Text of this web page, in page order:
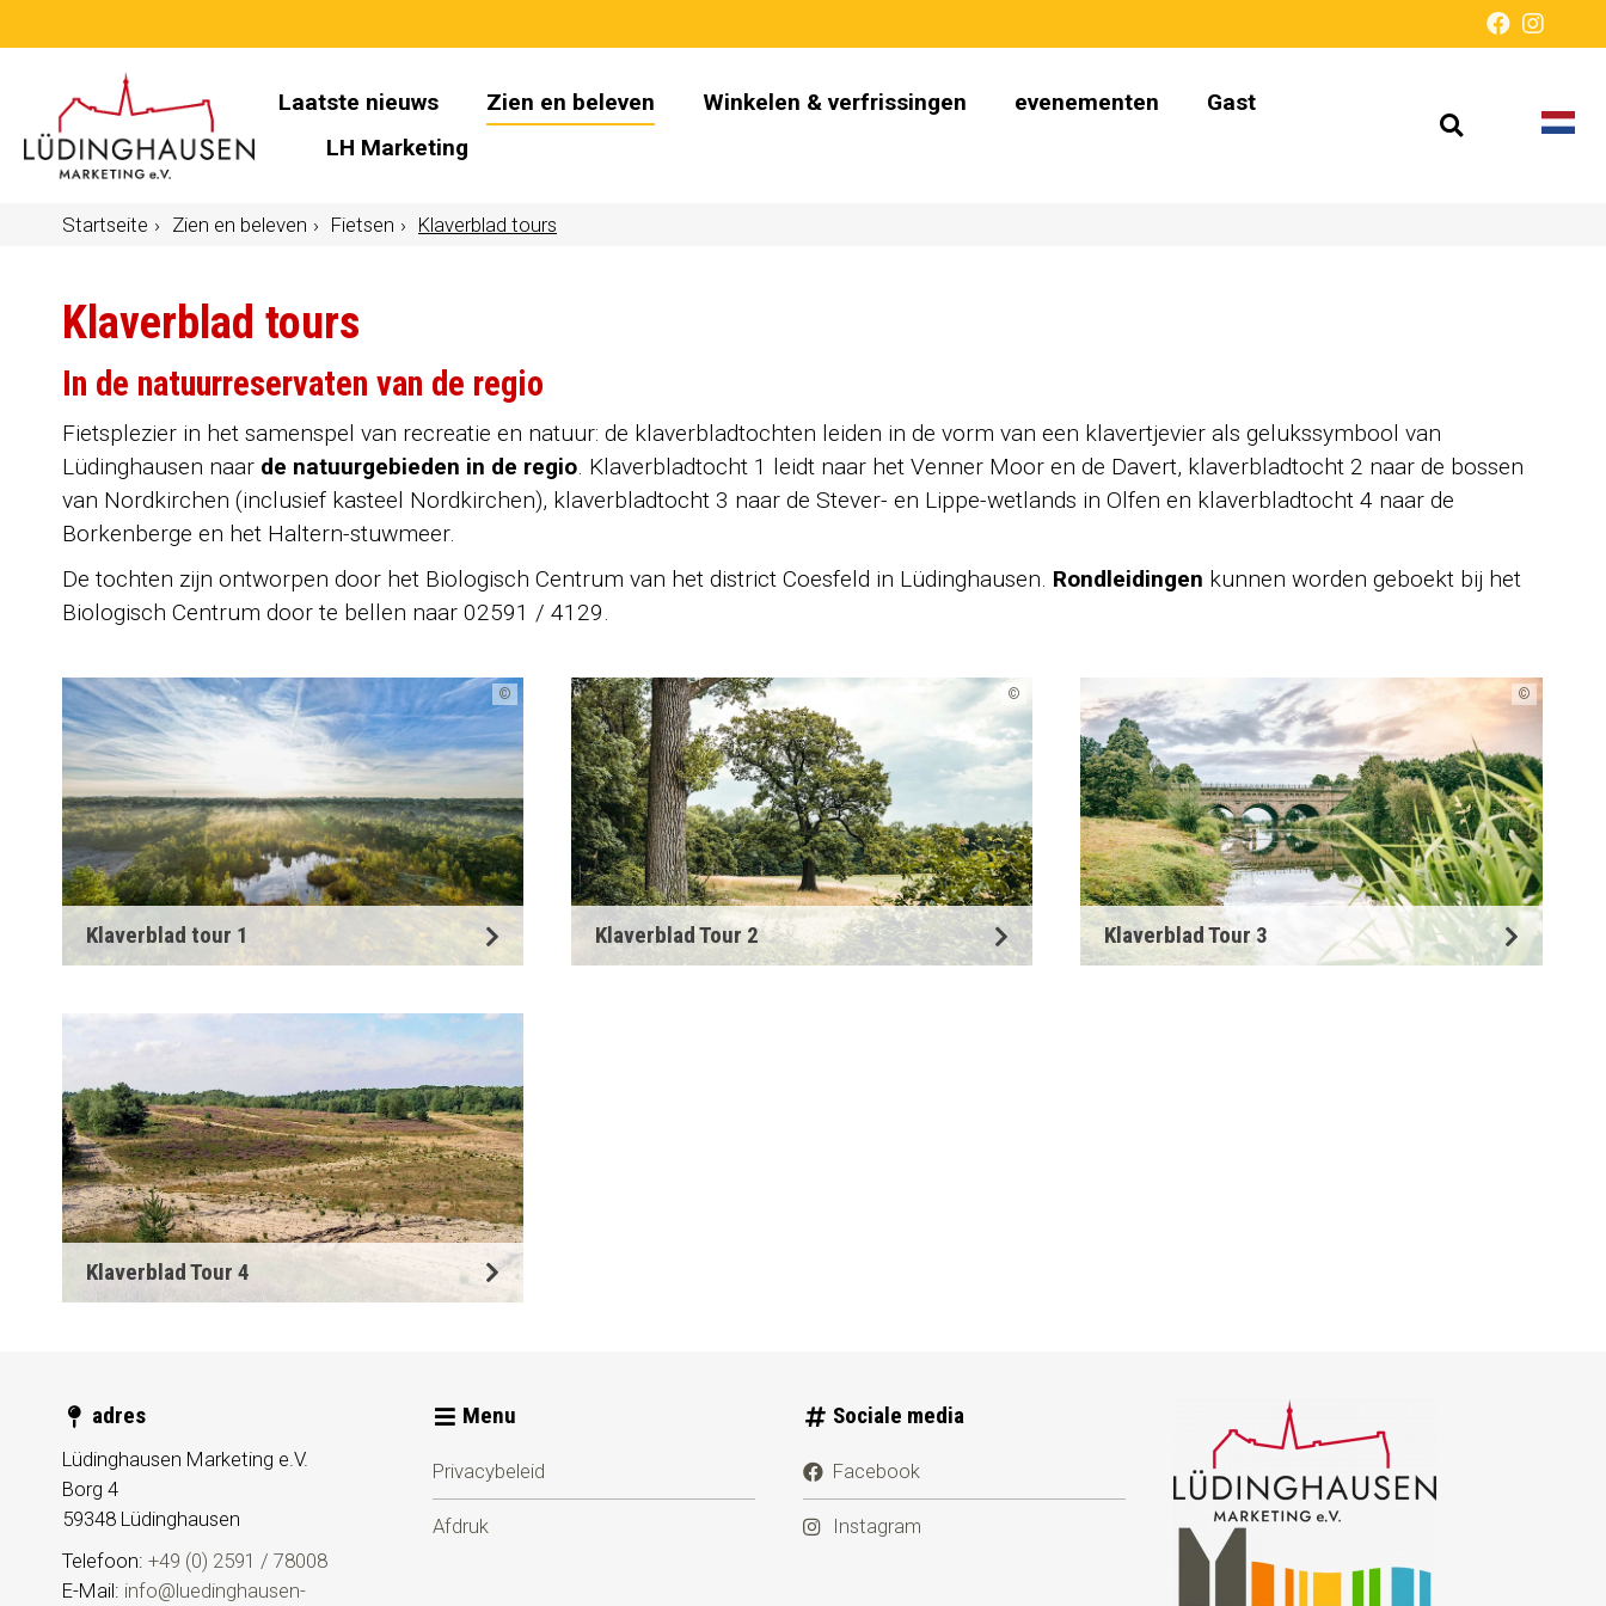
Open
Taal
Laatste nieuws Zien en beleven Winkelen & verfrissingen evenementen
Gast
LH Marketing
Startseite Zien en beleven Fietsen Klaverblad tours
Klaverblad tours
In de natuurreservaten van de regio
Fietsplezier in het samenspel van recreatie en natuur: de klaverbladtochten leiden in de vorm van een klavertjevier als gelukssymbool van
Lüdinghausen naar de natuurgebieden in de regio. Klaverbladtocht 1 leidt naar het Venner Moor en de Davert, klaverbladtocht 2 naar de bossen
van Nordkirchen (inclusief kasteel Nordkirchen), klaverbladtocht 3 naar de Stever- en Lippe-wetlands in Olfen en klaverbladtocht 4 naar de
Borkenberge en het Haltern-stuwmeer.
De tochten zijn ontworpen door het Biologisch Centrum van het district Coesfeld in Lüdinghausen. Rondleidingen kunnen worden geboekt bij het
Biologisch Centrum door te bellen naar 02591 / 4129.
©
Klaverblad tour 1
©
Klaverblad Tour 2
©
Klaverblad Tour 3
Klaverblad Tour 4
adres
Lüdinghausen Marketing e.V.
Borg 4
59348 Lüdinghausen
Telefoon: +49 (0) 2591 / 78008
E-Mail: info@luedinghausen-
Menu
Privacybeleid
Afdruk
Sociale media
Facebook
Instagram